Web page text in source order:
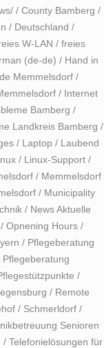
/ County Bamberg /
/ Deutschland /
W-LAN / freies
(de-de) / Hand in
Memmelsdorf /
/ Internet
Bamberg /
Landkreis Bamberg /
/ Laptop / Laubend
/ Linux-Support /
/ Memmelsdorf
/ Municipality
/ News Aktuelle
/ Opnening Hours /
/ Pflegeberatung
Pflegeberatung
/
/ Remote
/ Schmerldorf /
Senioren
/ Telefonielösungen für